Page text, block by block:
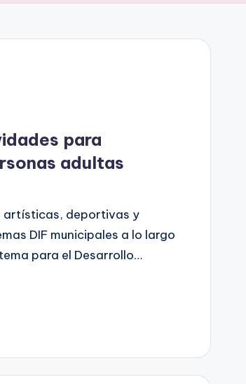
para
adultas
artísticas, deportivas y
DIF municipales a lo largo
para el Desarrollo…